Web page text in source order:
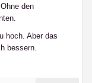
den
hoch. Aber das
bessern.